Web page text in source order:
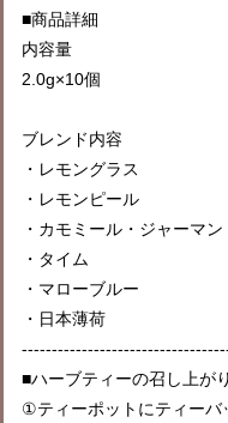
■商品詳細
内容量
2.0g×10個
ブレンド内容
・レモングラス
・レモンピール
・カモミール・ジャーマン
・タイム
・マローブルー
・日本薄荷
■ハーブティーの召し上が
①ティーポットにティーバ